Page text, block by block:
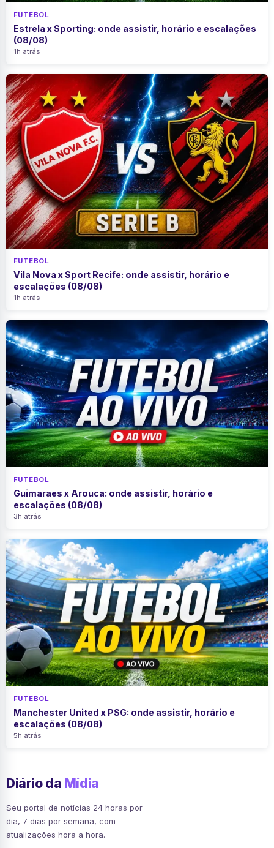
FUTEBOL
Estrela x Sporting: onde assistir, horário e escalações
(08/08)
1h atrás
FUTEBOL
Vila Nova x Sport Recife: onde assistir, horário e
escalações (08/08)
1h atrás
FUTEBOL
Guimaraes x Arouca: onde assistir, horário e
escalações (08/08)
3h atrás
FUTEBOL
Manchester United x PSG: onde assistir, horário e
escalações (08/08)
5h atrás
Diário da Mídia
Seu portal de notícias 24 horas por
dia, 7 dias por semana, com
atualizações hora a hora.